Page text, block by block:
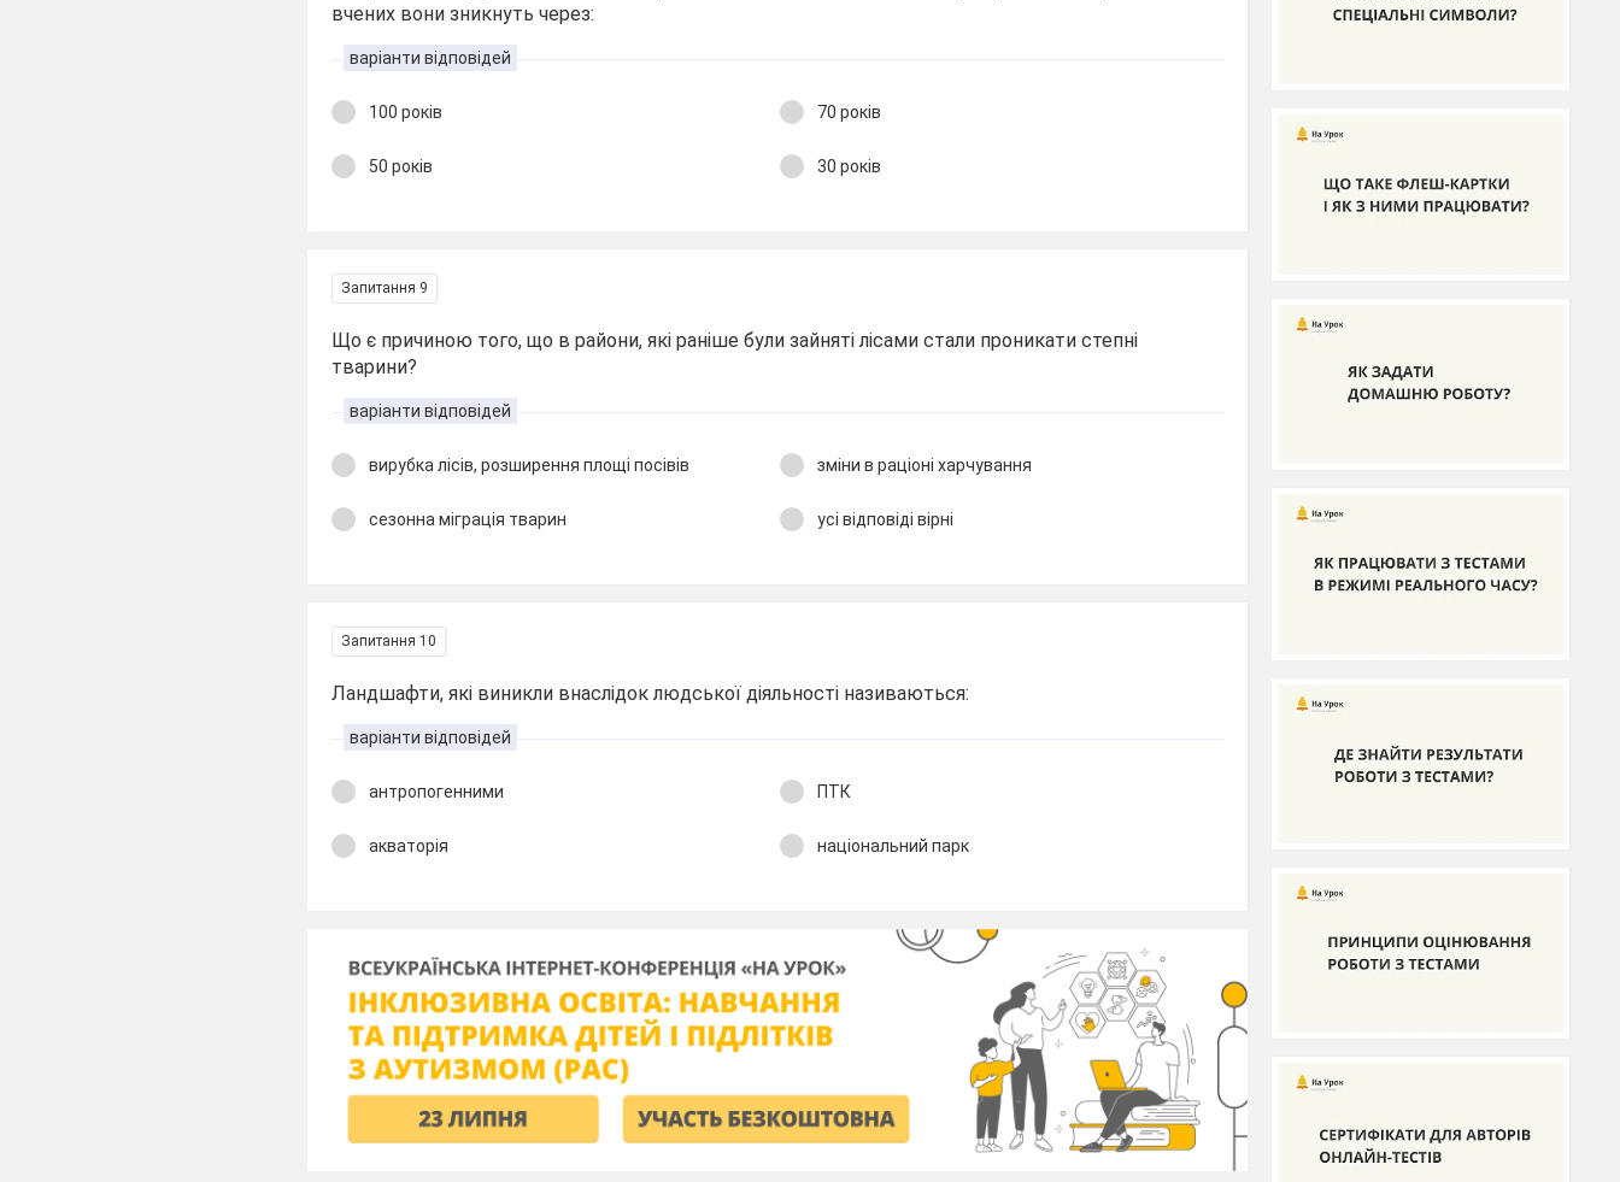
вчених вони зникнуть через:
варіанти відповідей
100 років 70 років
50 років 30 років
Запитання 9
Що є причиною того, що в райони, які раніше були зайняті лісами стали проникати степні
тварини?
варіанти відповідей
вирубка лісів, розширення площі посівів зміни в раціоні харчування
сезонна міграція тварин усі відповіді вірні
Запитання 10
Ландшафти, які виникли внаслідок людської діяльності називаються:
варіанти відповідей
антропогенними ПТК
акваторія національний парк